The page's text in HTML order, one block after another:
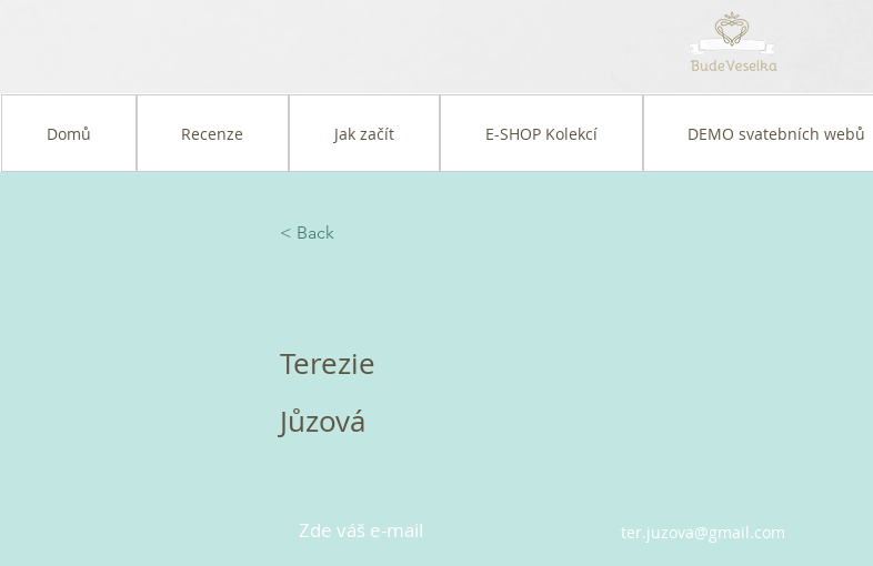
Domů Recenze Jak začít E-SHOP Kolekcí DEMO svatebních webů
< Back
Terezie
Jůzová
Zde váš e-mail ter.juzova@gmail.com